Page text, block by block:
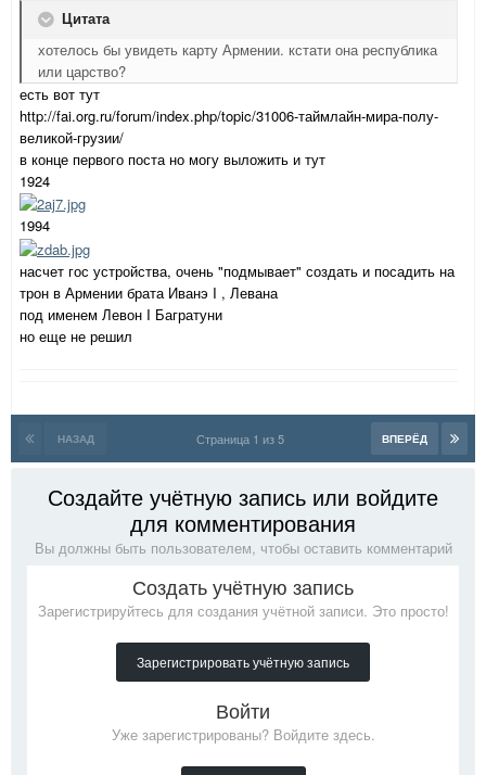
Цитата
хотелось бы увидеть карту Армении. кстати она республика
или царство?
есть вот тут
http://fai.org.ru/forum/index.php/topic/31006-таймлайн-мира-полу-
великой-грузии/
в конце первого поста но могу выложить и тут
1924
1994
насчет гос устройства, очень "подмывает" создать и посадить на
трон в Армении брата Иванэ I , Левана
под именем Левон I Багратуни
но еще не решил
НАЗАД ВПЕРЁД
Страница 1 из 5
Создайте учётную запись или войдите
для комментирования
Вы должны быть пользователем, чтобы оставить комментарий
Создать учётную запись
Зарегистрируйтесь для создания учётной записи. Это просто!
Зарегистрировать учётную запись
Войти
Уже зарегистрированы? Войдите здесь.